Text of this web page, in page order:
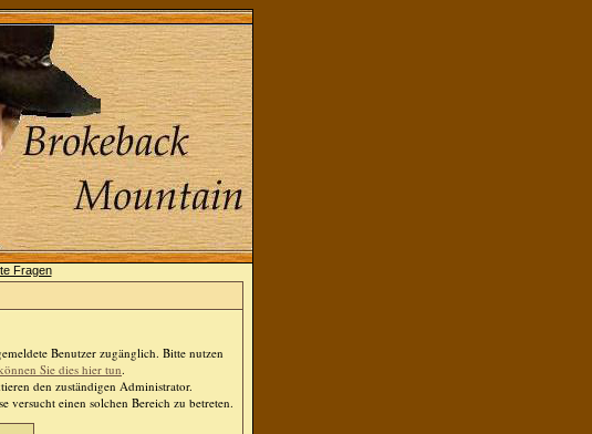
Benutzer zugänglich. Bitte nutzen
Sie dies hier tun.
den zuständigen Administrator.
versucht einen solchen Bereich zu betreten.